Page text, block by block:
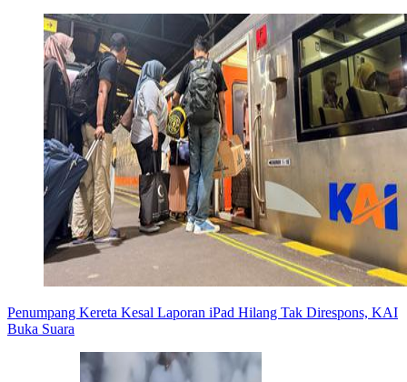
Penumpang Kereta Kesal Laporan iPad Hilang Tak Direspons, KAI
Buka Suara